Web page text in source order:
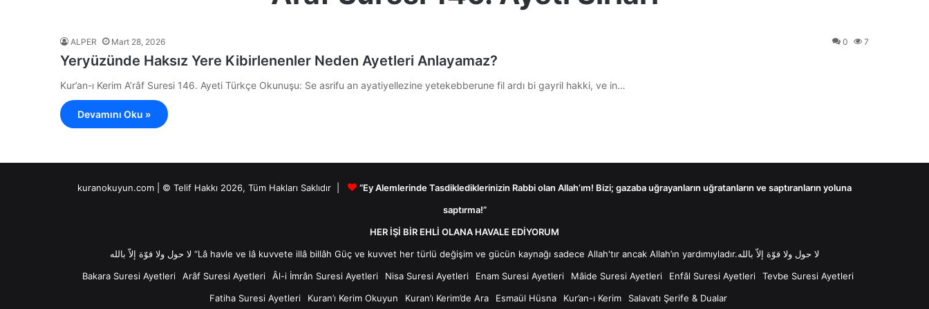
ALPER Mart 28, 2026 0 7
Yeryüzünde Haksız Yere Kibirlenenler Neden Ayetleri Anlayamaz?
Kur’an-ı Kerim A’râf Suresi 146. Ayeti Türkçe Okunuşu: Se asrifu an ayatiyellezine yetekebberune fil ardı bi gayril hakki, ve in…
Devamını Oku »
kuranokuyun.com | © Telif Hakkı 2026, Tüm Hakları Saklıdır |
“Ey Alemlerinde Tasdiklediklerinizin Rabbi olan Allah’ım! Bizi; gazaba uğrayanların uğratanların ve saptıranların yoluna
saptırma!”
HER İŞİ BİR EHLİ OLANA HAVALE EDİYORUM
لا حول ولا قوّة إلاّ بالله “Lâ havle ve lâ kuvvete illâ billâh Güç ve kuvvet her türlü değişim ve gücün kaynağı sadece Allah'tır ancak Allah’ın yardımıyladır.لا حول ولا قوّة إلاّ بالله
Bakara Suresi Ayetleri
Arâf Suresi Ayetleri Âl-i İmrân Suresi Ayetleri Nisa Suresi Ayetleri Enam Suresi Ayetleri Mâide Suresi Ayetleri Enfâl Suresi Ayetleri
Tevbe Suresi Ayetleri
Fatiha Suresi Ayetleri
Kuran’ı Kerim Okuyun Kuran’ı Kerim’de Ara Esmaül Hüsna Kur’an-ı Kerim Salavatı Şerife & Dualar